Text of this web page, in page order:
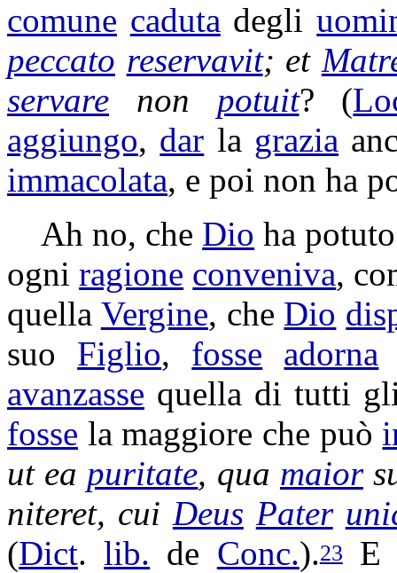
comune caduta degli
peccato reservavit; et
servare non potuit? (
aggiungo, dar la grazia
immacolata, e poi non ha
Ah no, che Dio ha
ogniragione conveniva,
quella Vergine, che Dio
suo Figlio, fosse adorna
avanzasse quella di tutti
fosse la maggiore che può
ut ea puritate, qua maior
niteret, cui Deus Pater
(Dict.lib. de Conc.).23E